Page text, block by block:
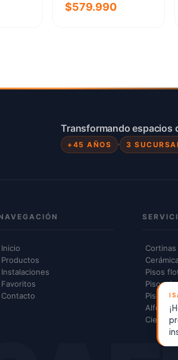
$579.990
Transformando espacios
+45 AÑOS 3
Inicio
Productos
Instalaciones
Favoritos
Contacto
Pisos
Pisos
Pisos
Cielos